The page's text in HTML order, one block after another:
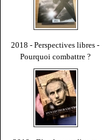
2018 - Perspectives libres -
Pourquoi combattre ?